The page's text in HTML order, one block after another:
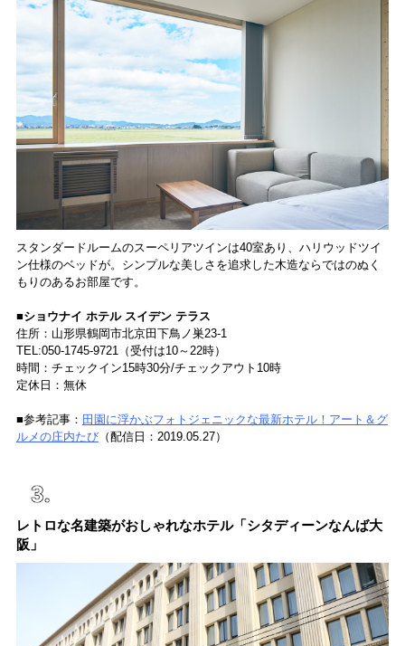
スタンダードルームのスーペリアツインは40室あり、ハリウッドツイ
ン仕様のベッドが。シンプルな美しさを追求した木造ならではのぬく
もりのあるお部屋です。
■ショウナイ ホテル スイデン テラス
住所：山形県鶴岡市北京田下鳥ノ巣23-1
TEL:050-1745-9721（受付は10～22時）
時間：チェックイン15時30分/チェックアウト10時
定休日：無休
■参考記事： 田園に浮かぶフォトジェニックな最新ホテル！アート＆グ
ルメの庄内たび（配信日：2019.05.27）
レトロな名建築がおしゃれなホテル「シタディーンなんば大
阪」